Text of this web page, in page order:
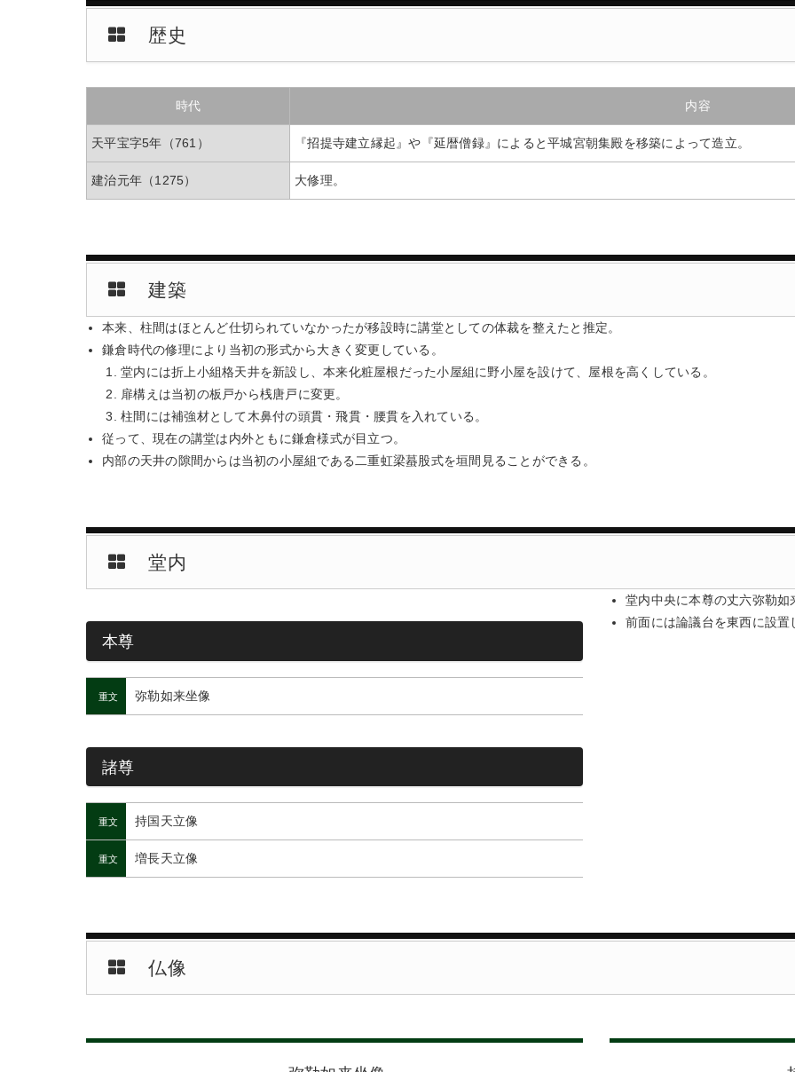
歴史
時代 内容
天平宝字5年（761） 『招提寺建立縁起』や『延暦僧録』によると平城宮朝集殿を移築によって造立。
建治元年（1275） 大修理。
建築
本来、柱間はほとんど仕切られていなかったが移設時に講堂としての体裁を整えたと推定。
鎌倉時代の修理により当初の形式から大きく変更している。
堂内には折上小組格天井を新設し、本来化粧屋根だった小屋組に野小屋を設けて、屋根を高くしている。
扉構えは当初の板戸から桟唐戸に変更。
柱間には補強材として木鼻付の頭貫・飛貫・腰貫を入れている。
従って、現在の講堂は内外ともに鎌倉様式が目立つ。
内部の天井の隙間からは当初の小屋組である二重虹梁蟇股式を垣間見ることができる。
堂内
本尊
重文 弥勒如来坐像
諸尊
重文 持国天立像
重文 増長天立像
堂内中央に本尊の丈六弥勒如
前面には論議台を東西に設置
仏像